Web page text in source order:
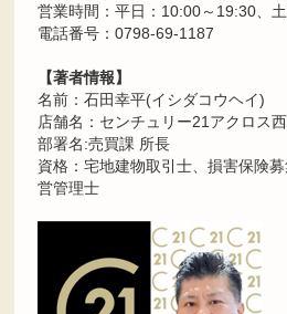
営業時間：平日：10:00～19:30、
電話番号：0798-69-1187
【著者情報】
名前：石田幸平(イシダコウヘイ)
店舗名：センチュリー21アクロス
部署名:売買課 所長
資格：宅地建物取引士、損害保険
営管理士